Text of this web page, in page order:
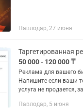
Павлодар, 27 июня
Таргетированная
50 000 - 120 000 ₸
Реклама для вашего
Напишите если ваши
услуга не продается,
Павлодар, 5 июня